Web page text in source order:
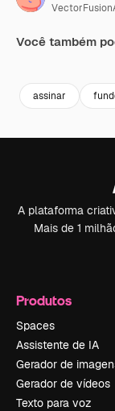
Você também
assinar
A plataforma
Mais de 1
Produtos
Spaces
Assistente de IA
Gerador de
Gerador de vídeos
Texto para voz